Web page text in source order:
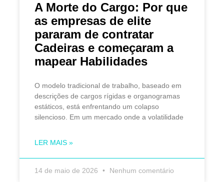
A Morte do Cargo: Por que
as empresas de elite
pararam de contratar
Cadeiras e começaram a
mapear Habilidades
O modelo tradicional de trabalho, baseado em
descrições de cargos rígidas e organogramas
estáticos, está enfrentando um colapso
silencioso. Em um mercado onde a volatilidade
LER MAIS »
14 de maio de 2026 Nenhum comentário